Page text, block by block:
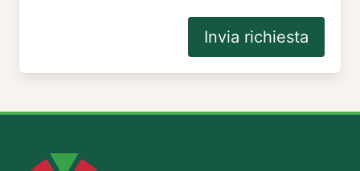
Invia richiesta